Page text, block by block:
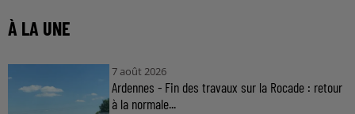
À LA UNE
7 août 2026
Ardennes - Fin des travaux sur la Rocade : retour
à la normale...